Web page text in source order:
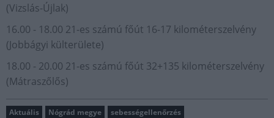
(Vizslás-Újlak)
16.00 - 18.00 21-es számú főút 16-17 kilométerszelvény
(Jobbágyi külterülete)
18.00 - 20.00 21-es számú főút 32+135 kilométerszelvény
(Mátraszőlős)
Aktuális Nógrád megye sebességellenőrzés